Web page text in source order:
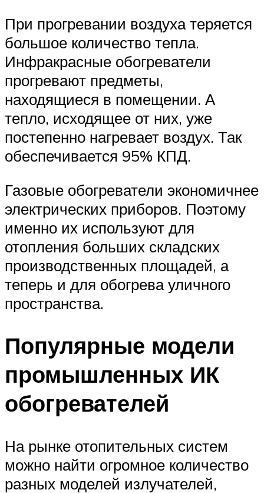
При прогревании воздуха теряется
большое количество тепла.
Инфракрасные обогреватели
прогревают предметы,
находящиеся в помещении. А
тепло, исходящее от них, уже
постепенно нагревает воздух. Так
обеспечивается 95% КПД.
Газовые обогреватели экономичнее
электрических приборов. Поэтому
именно их используют для
отопления больших складских
производственных площадей, а
теперь и для обогрева уличного
пространства.
Популярные модели
промышленных ИК
обогревателей
На рынке отопительных систем
можно найти огромное количество
разных моделей излучателей,